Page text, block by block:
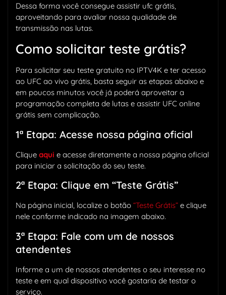
Dessa forma você consegue assistir ufc grátis,
aproveitando para avaliar nossa qualidade de
transmissão nas lutas.
Como solicitar teste grátis?
Para solicitar seu teste gratuito no IPTV4K e ter acesso
ao UFC ao vivo grátis, basta seguir as etapas abaixo e
em poucos minutos você já poderá aproveitar a
programação completa de lutas e assistir UFC online
grátis sem complicação.
1ª Etapa: Acesse nossa página oficial
Clique aqui e acesse diretamente a nossa página oficial
para iniciar a solicitação do seu teste.
2ª Etapa: Clique em “Teste Grátis”
Na página inicial, localize o botão “Teste Grátis” e clique
nele conforme indicado na imagem abaixo.
3ª Etapa: Fale com um de nossos
atendentes
Informe a um de nossos atendentes o seu interesse no
teste e em qual dispositivo você gostaria de testar o
serviço.